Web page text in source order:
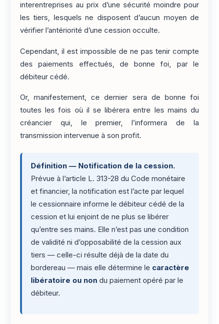
interentreprises au prix d’une sécurité moindre pour
les tiers, lesquels ne disposent d’aucun moyen de
vérifier l’antériorité d’une cession occulte.
Cependant, il est impossible de ne pas tenir compte
des paiements effectués, de bonne foi, par le
débiteur cédé.
Or, manifestement, ce dernier sera de bonne foi
toutes les fois où il se libérera entre les mains du
créancier qui, le premier, l’informera de la
transmission intervenue à son profit.
Définition — Notification de la cession.
Prévue à l’article L. 313-28 du Code monétaire
et financier, la notification est l’acte par lequel
le cessionnaire informe le débiteur cédé de la
cession et lui enjoint de ne plus se libérer
qu’entre ses mains. Elle n’est pas une condition
de validité ni d’opposabilité de la cession aux
tiers — celle-ci résulte déjà de la date du
bordereau — mais elle détermine le caractère
libératoire ou non du paiement opéré par le
débiteur.